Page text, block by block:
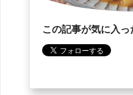
この記事が気に入